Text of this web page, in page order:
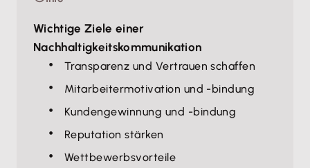
Wichtige Ziele einer
Nachhaltigkeitskommunikation
Transparenz und Vertrauen schaffen
Mitarbeitermotivation und -bindung
Kundengewinnung und -bindung
Reputation stärken
Wettbewerbsvorteile